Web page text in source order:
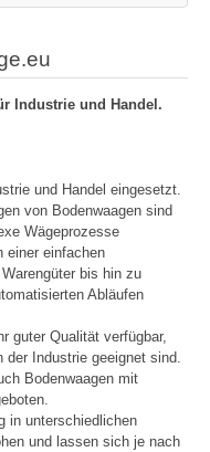
Industrie und Handel.
und Handel eingesetzt.
von Bodenwaagen sind
Wägeprozesse
einer einfachen
bis hin zu
Abläufen
guter Qualität verfügbar,
Industrie geeignet sind.
Bodenwaagen mit
in unterschiedlichen
und lassen sich je nach